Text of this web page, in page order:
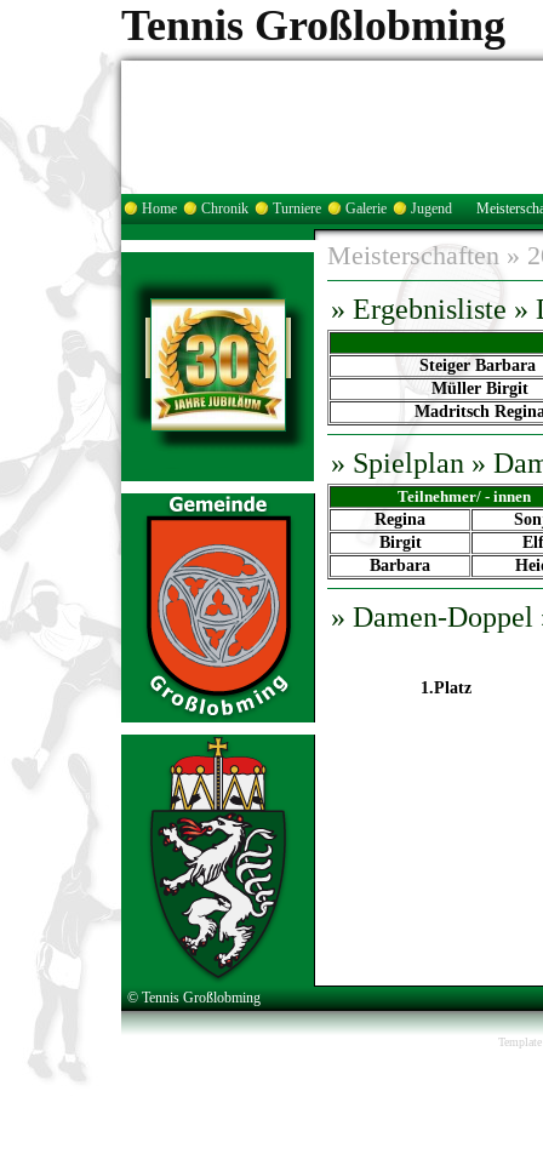
Tennis Großlobming
Home Chronik Turniere Galerie Jugend
Meisterschaften »
» Ergebnisliste »
Steiger Barbara
Müller Birgit
Madritsch
» Spielplan »
Teilnehmer/ - innen
Regina
Birgit
Barbara
» Damen-Doppel
1.Platz
© Tennis Großlobming